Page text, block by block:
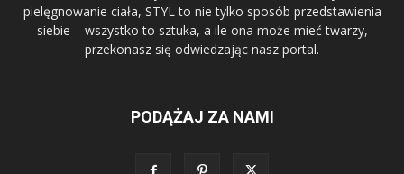
pielęgnowanie ciała, STYL to nie tylko sposób przedstawienia
siebie – wszystko to sztuka, a ile ona może mieć twarzy,
przekonasz się odwiedzając nasz portal.
PODĄŻAJ ZA NAMI